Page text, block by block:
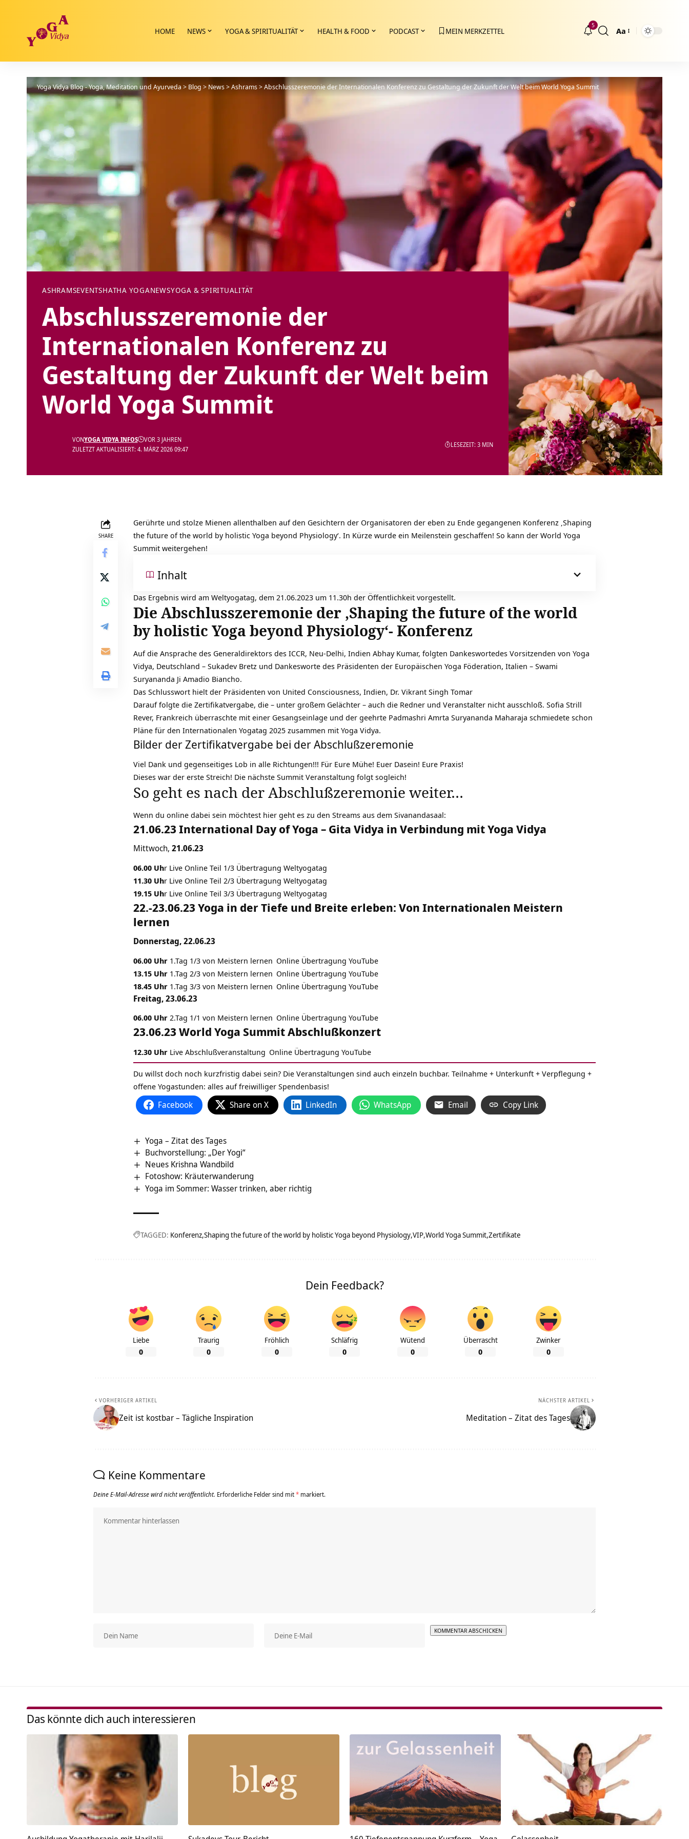
HOME NEWS YOGA & SPIRITUALITÄT HEALTH & FOOD PODCAST MEIN MERKZETTEL
5
Größenänderung
Aa
Yoga Vidya Blog - Yoga, Meditation und Ayurveda > Blog> News>Ashrams>Abschlusszeremonie der Internationalen Konferenz zu Gestaltung der Zukunft der Welt beim World Yoga Summit
ASHRAMSEVENTSHATHA YOGANEWSYOGA & SPIRITUALITÄT
Abschlusszeremonie der
Internationalen Konferenz zu
Gestaltung der Zukunft der Welt beim
World Yoga Summit
ZULETZT AKTUALISIERT: 4. MÄRZ 2026 09:47
VONYOGA VIDYA INFOS VOR 3 JAHREN
LESEZEIT: 3 MIN
SHARE
Gerührte und stolze Mienen allenthalben auf den Gesichtern der Organisatoren der eben zu Ende gegangenen Konferenz ‚Shaping
the future of the world by holistic Yoga beyond Physiology‘. In Kürze wurde ein Meilenstein geschaffen! So kann der World Yoga
Summit weitergehen!
Inhalt
Das Ergebnis wird am Weltyogatag, dem 21.06.2023 um 11.30h der Öffentlichkeit vorgestellt.
Die Abschlusszeremonie der ‚Shaping the future of the world
by holistic Yoga beyond Physiology‘- Konferenz
Auf die Ansprache des Generaldirektors des ICCR, Neu-Delhi, Indien Abhay Kumar, folgten Dankeswortedes Vorsitzenden von Yoga
Vidya, Deutschland – Sukadev Bretz und Dankesworte des Präsidenten der Europäischen Yoga Föderation, Italien – Swami
Suryananda Ji Amadio Biancho.
Das Schlusswort hielt der Präsidenten von United Consciousness, Indien, Dr. Vikrant Singh Tomar
Darauf folgte die Zertifikatvergabe, die – unter großem Gelächter – auch die Redner und Veranstalter nicht ausschloß. Sofia Strill
Rever, Frankreich überraschte mit einer Gesangseinlage und der geehrte Padmashri Amrta Suryananda Maharaja schmiedete schon
Pläne für den Internationalen Yogatag 2025 zusammen mit Yoga Vidya.
Bilder der Zertifikatvergabe bei der Abschlußzeremonie
Viel Dank und gegenseitiges Lob in alle Richtungen!!! Für Eure Mühe! Euer Dasein! Eure Praxis!
Dieses war der erste Streich! Die nächste Summit Veranstaltung folgt sogleich!
So geht es nach der Abschlußzeremonie weiter…
Wenn du online dabei sein möchtest hier geht es zu den Streams aus dem Sivanandasaal:
21.06.23 International Day of Yoga – Gita Vidya in Verbindung mit Yoga Vidya
Mittwoch, 21.06.23
06.00 Uhr Live Online Teil 1/3 Übertragung Weltyogatag
11.30 Uhr Live Online Teil 2/3 Übertragung Weltyogatag
19.15 Uhr Live Online Teil 3/3 Übertragung Weltyogatag
22.-23.06.23 Yoga in der Tiefe und Breite erleben: Von Internationalen Meistern
lernen
Donnerstag, 22.06.23
06.00 Uhr 1.Tag 1/3 von Meistern lernen Online Übertragung YouTube
13.15 Uhr 1.Tag 2/3 von Meistern lernen Online Übertragung YouTube
18.45 Uhr 1.Tag 3/3 von Meistern lernen Online Übertragung YouTube
Freitag, 23.06.23
06.00 Uhr 2.Tag 1/1 von Meistern lernen Online Übertragung YouTube
23.06.23 World Yoga Summit Abschlußkonzert
12.30 Uhr Live Abschlußveranstaltung Online Übertragung YouTube
Du willst doch noch kurzfristig dabei sein? Die Veranstaltungen sind auch einzeln buchbar. Teilnahme + Unterkunft + Verpflegung +
offene Yogastunden: alles auf freiwilliger Spendenbasis!
Facebook Share on X LinkedIn WhatsApp Email Copy Link
Yoga – Zitat des Tages
Buchvorstellung: „Der Yogi“
Neues Krishna Wandbild
Fotoshow: Kräuterwanderung
Yoga im Sommer: Wasser trinken, aber richtig
TAGGED: Konferenz Shaping the future of the world by holistic Yoga beyond Physiology VIP World Yoga Summit Zertifikate
Dein Feedback?
Liebe
0
Traurig
0
Fröhlich
0
Schläfrig
0
Wütend
0
Überrascht
0
Zwinker
0
VORHERIGER ARTIKEL
Zeit ist kostbar – Tägliche Inspiration
NÄCHSTER ARTIKEL
Meditation – Zitat des Tages
Keine Kommentare
Deine E-Mail-Adresse wird nicht veröffentlicht. Erforderliche Felder sind mit* markiert.
Das könnte dich auch interessieren